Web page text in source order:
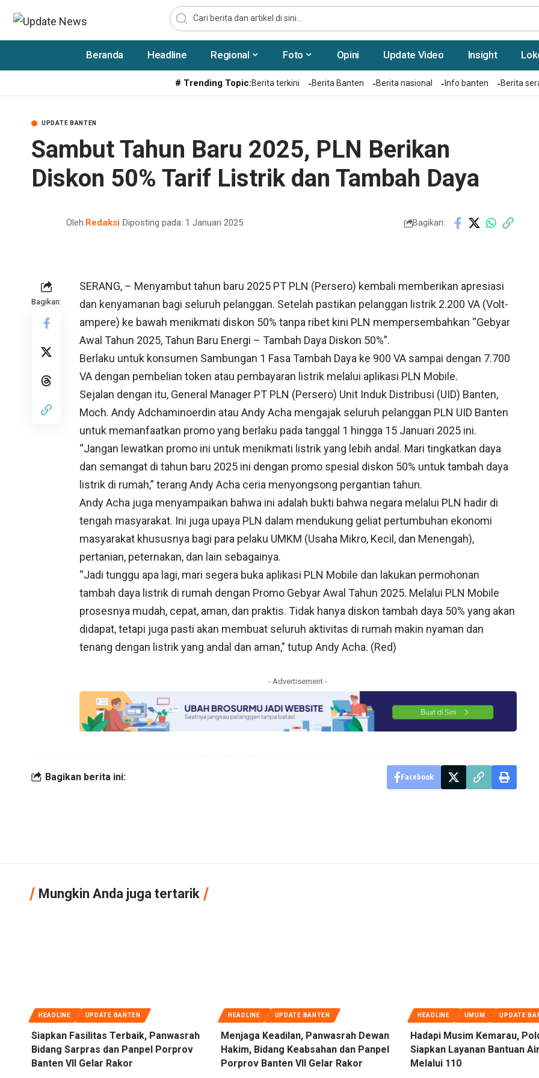
Beranda Headline Regional Foto Opini Update Video Insight
# Trending Topic:Berita terkini Berita Banten Berita nasional Info banten Berita
UPDATE BANTEN
Sambut Tahun Baru 2025, PLN Berikan
Diskon 50% Tarif Listrik dan Tambah Daya
Oleh:Redaksi Diposting pada: 1 Januari 2025 Bagikan:
Bagikan:
SERANG, – Menyambut tahun baru 2025 PT PLN (Persero) kembali memberikan apresiasi
dan kenyamanan bagi seluruh pelanggan. Setelah pastikan pelanggan listrik 2.200 VA (Volt-
ampere) ke bawah menikmati diskon 50% tanpa ribet kini PLN mempersembahkan “Gebyar
Awal Tahun 2025, Tahun Baru Energi – Tambah Daya Diskon 50%”.
Berlaku untuk konsumen Sambungan 1 Fasa Tambah Daya ke 900 VA sampai dengan 7.700
VA dengan pembelian token atau pembayaran listrik melalui aplikasi PLN Mobile.
Sejalan dengan itu, General Manager PT PLN (Persero) Unit Induk Distribusi (UID) Banten,
Moch. Andy Adchaminoerdin atau Andy Acha mengajak seluruh pelanggan PLN UID Banten
untuk memanfaatkan promo yang berlaku pada tanggal 1 hingga 15 Januari 2025 ini.
“Jangan lewatkan promo ini untuk menikmati listrik yang lebih andal. Mari tingkatkan daya
dan semangat di tahun baru 2025 ini dengan promo spesial diskon 50% untuk tambah daya
listrik di rumah,” terang Andy Acha ceria menyongsong pergantian tahun.
Andy Acha juga menyampaikan bahwa ini adalah bukti bahwa negara melalui PLN hadir di
tengah masyarakat. Ini juga upaya PLN dalam mendukung geliat pertumbuhan ekonomi
masyarakat khususnya bagi para pelaku UMKM (Usaha Mikro, Kecil, dan Menengah),
pertanian, peternakan, dan lain sebagainya.
“Jadi tunggu apa lagi, mari segera buka aplikasi PLN Mobile dan lakukan permohonan
tambah daya listrik di rumah dengan Promo Gebyar Awal Tahun 2025. Melalui PLN Mobile
prosesnya mudah, cepat, aman, dan praktis. Tidak hanya diskon tambah daya 50% yang akan
didapat, tetapi juga pasti akan membuat seluruh aktivitas di rumah makin nyaman dan
tenang dengan listrik yang andal dan aman,” tutup Andy Acha. (Red)
- Advertisement -
Bagikan berita ini: Facebook
Mungkin Anda juga tertarik
HEADLINE UPDATE BANTEN
Siapkan Fasilitas Terbaik, Panwasrah
Bidang Sarpras dan Panpel Porprov
Banten VII Gelar Rakor
HEADLINE UPDATE BANTEN
Menjaga Keadilan, Panwasrah Dewan
Hakim, Bidang Keabsahan dan Panpel
Porprov Banten VII Gelar Rakor
HEADLINE UMUM UPDATE
Hadapi Musim Kemarau,
Siapkan Layanan Bantuan
Melalui 110